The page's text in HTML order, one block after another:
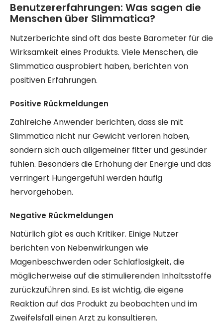
Benutzererfahrungen: Was sagen die
Menschen über Slimmatica?
Nutzerberichte sind oft das beste Barometer für die
Wirksamkeit eines Produkts. Viele Menschen, die
Slimmatica ausprobiert haben, berichten von
positiven Erfahrungen.
Positive Rückmeldungen
Zahlreiche Anwender berichten, dass sie mit
Slimmatica nicht nur Gewicht verloren haben,
sondern sich auch allgemeiner fitter und gesünder
fühlen. Besonders die Erhöhung der Energie und das
verringert Hungergefühl werden häufig
hervorgehoben.
Negative Rückmeldungen
Natürlich gibt es auch Kritiker. Einige Nutzer
berichten von Nebenwirkungen wie
Magenbeschwerden oder Schlaflosigkeit, die
möglicherweise auf die stimulierenden Inhaltsstoffe
zurückzuführen sind. Es ist wichtig, die eigene
Reaktion auf das Produkt zu beobachten und im
Zweifelsfall einen Arzt zu konsultieren.